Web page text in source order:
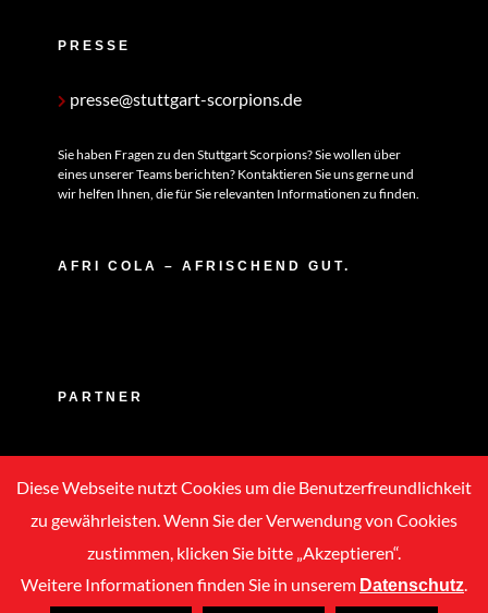
PRESSE
presse@stuttgart-scorpions.de
Sie haben Fragen zu den Stuttgart Scorpions? Sie wollen über
eines unserer Teams berichten? Kontaktieren Sie uns gerne und
wir helfen Ihnen, die für Sie relevanten Informationen zu finden.
AFRI COLA – AFRISCHEND GUT.
PARTNER
Diese Webseite nutzt Cookies um die Benutzerfreundlichkeit
zu gewährleisten. Wenn Sie der Verwendung von Cookies
zustimmen, klicken Sie bitte „Akzeptieren“.
Weitere Informationen finden Sie in unserem Datenschutz.